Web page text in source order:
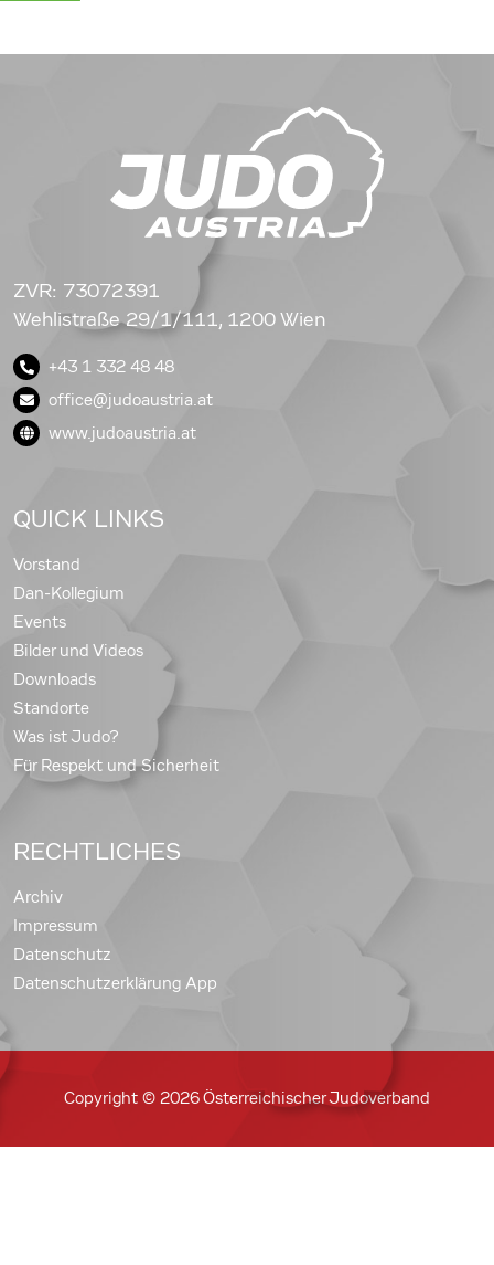
ZVR: 73072391
Wehlistraße 29/1/111, 1200 Wien
+43 1 332 48 48
office@judoaustria.at
www.judoaustria.at
QUICK LINKS
Vorstand
Dan-Kollegium
Events
Bilder und Videos
Downloads
Standorte
Was ist Judo?
Für Respekt und Sicherheit
RECHTLICHES
Archiv
Impressum
Datenschutz
Datenschutzerklärung App
Copyright © 2026 Österreichischer Judoverband